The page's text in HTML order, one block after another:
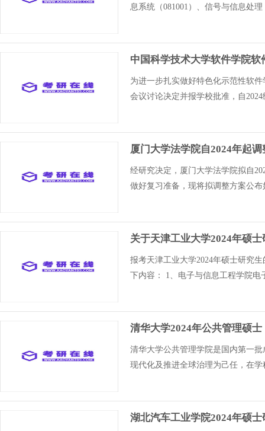
息系统（081001）、信号与信息处
中国科学技术大学软件学院
为进一步扎实做好特色化示范性软
会议讨论决定并报学校批准，自
厦门大学法学院自2024年起
经研究决定，厦门大学法学院拟自
做好复习准备，现将拟调整方案公
关于天津工业大学2024年硕
报考天津工业大学2024年硕士研究
下内容： 1、电子与信息工程学院电
清华大学2024年公共管理硕
清华大学公共管理学院是国内第一
现代化及推进全球治理为己任，在
湖北汽车工业学院2024年硕